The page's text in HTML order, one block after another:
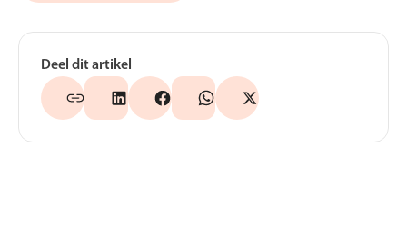
Deel dit artikel